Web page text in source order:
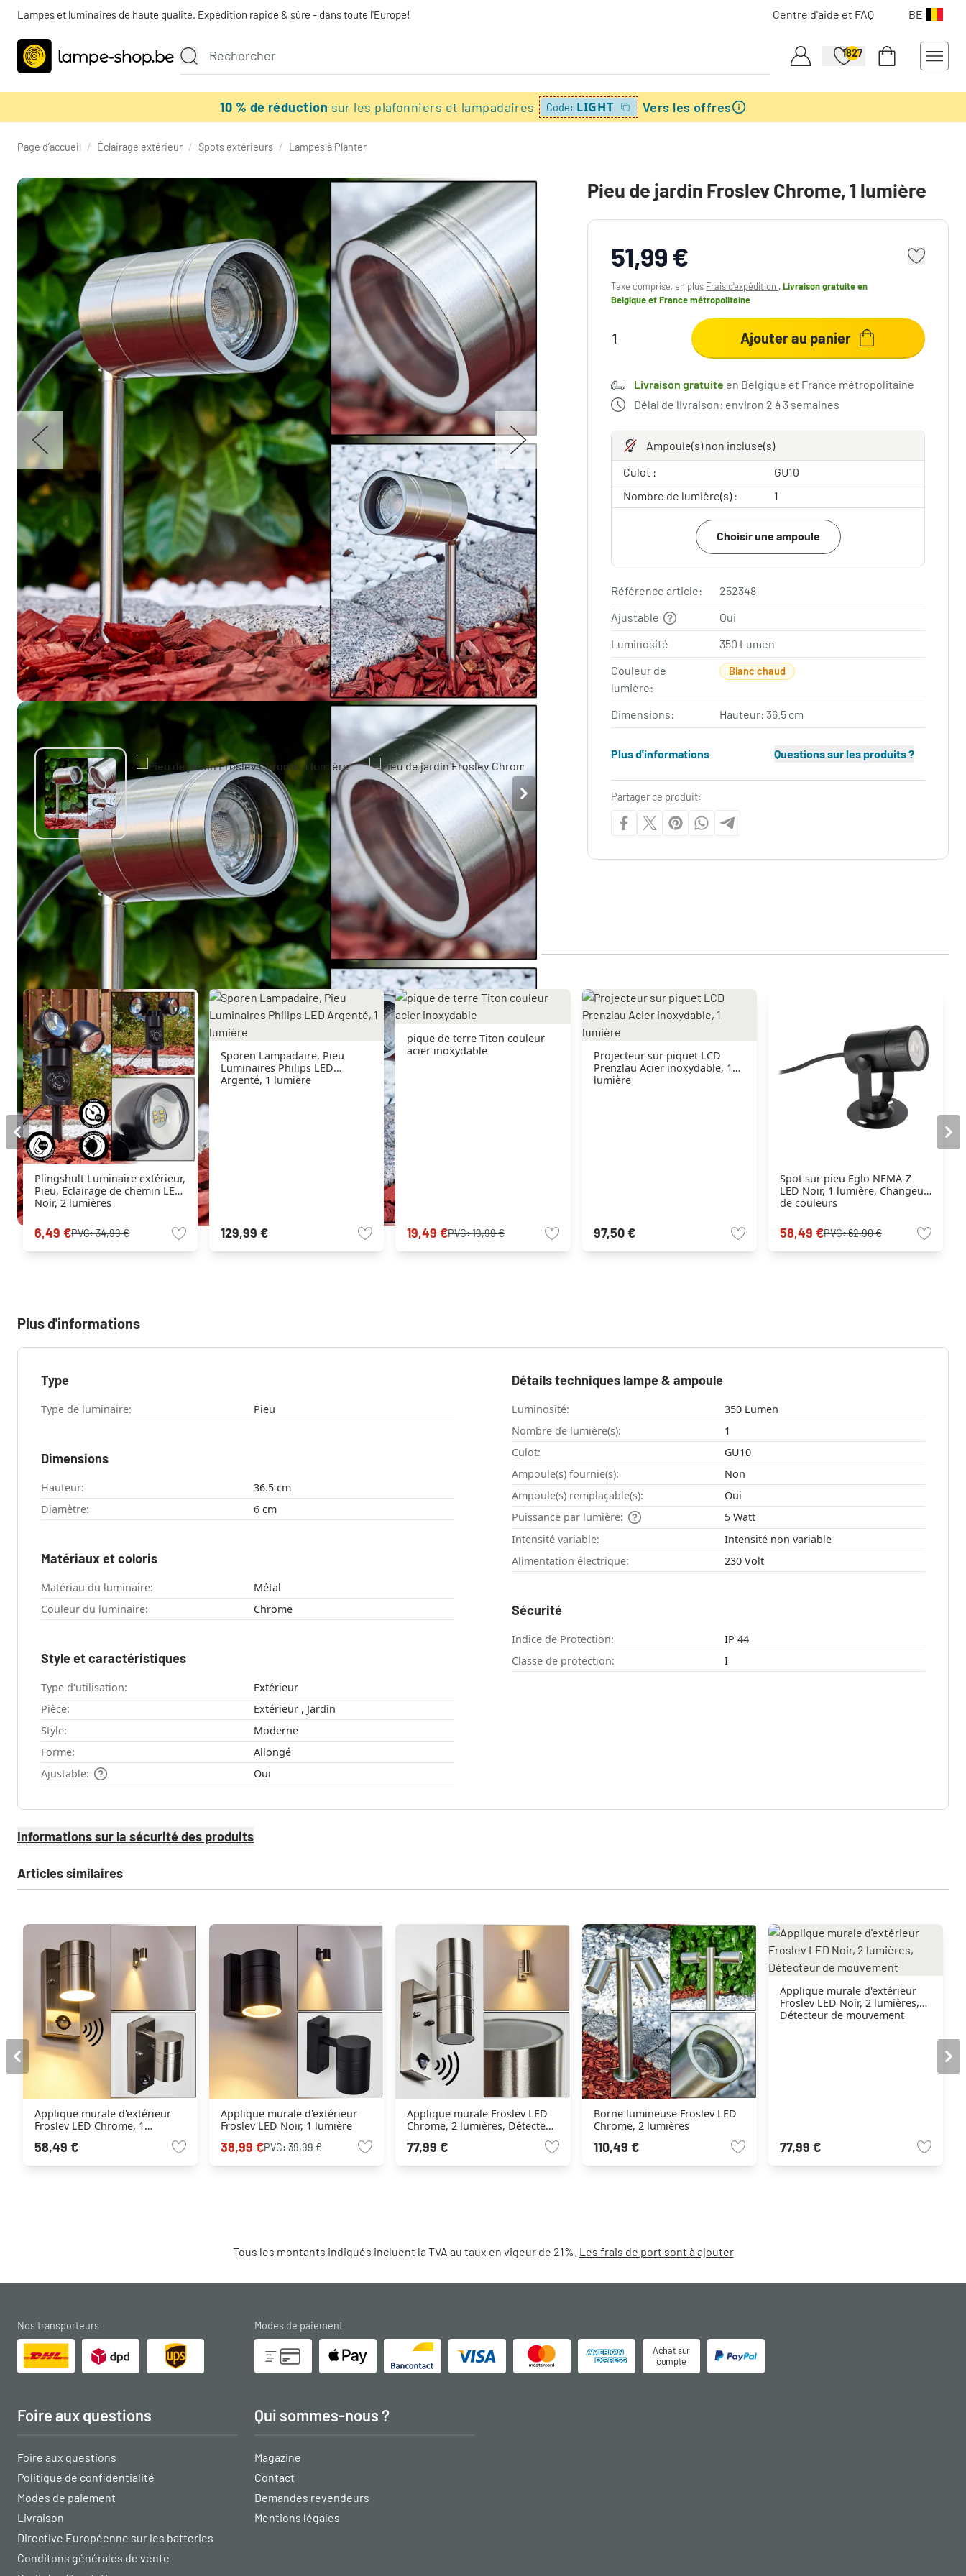
Lampes et luminaires de haute qualité. Expédition rapide & sûre - dans toute l'Europe! Centre d'aide et FAQ BE
1827
10 % de réduction sur les plafonniers et lampadaires Code: LIGHT Vers les offres
Page d’accueil / Éclairage extérieur / Spots extérieurs / Lampes à Planter
Pieu de jardin Froslev Chrome, 1 lumière
51,99 €
Taxe comprise, en plus Frais d'expédition ,Livraison gratuiteen
Belgique et France métropolitaine
Ajouter au panier
Livraison gratuite en Belgique et France métropolitaine
Délai de livraison: environ 2 à 3 semaines
Ampoule(s)non incluse(s)
Culot :
GU10
Nombre de lumière(s) :
1
Choisir une ampoule
Référence article:
252348
Ajustable
Oui
Luminosité
350 Lumen
Couleur de
lumière:
Blanc chaud
Dimensions: Hauteur: 36.5 cm
Plus d'informations Questions sur les produits ?
Partager ce produit:
Autres produits similaires
Plingshult Luminaire extérieur,
Pieu, Eclairage de chemin LED
Noir, 2 lumières
6,49 €PVC:34,99 €
Sporen Lampadaire, Pieu
Luminaires Philips LED
Argenté, 1 lumière
129,99 €
pique de terre Titon couleur
acier inoxydable
19,49 €PVC:19,99 €
Projecteur sur piquet LCD
Prenzlau Acier inoxydable, 1
lumière
97,50 €
Spot sur pieu Eglo NEMA-Z
LED Noir, 1 lumière, Changeur
de couleurs
58,49 €PVC:62,90 €
Plus d'informations
Type
Type de luminaire: Pieu
Dimensions
Hauteur:
36.5 cm
Diamètre:
6 cm
Matériaux et coloris
Matériau du luminaire:
Métal
Couleur du luminaire:
Chrome
Style et caractéristiques
Type d'utilisation:
Extérieur
Pièce:
Extérieur , Jardin
Style:
Moderne
Forme:
Allongé
Ajustable:
Oui
Détails techniques lampe & ampoule
Luminosité:
350 Lumen
Nombre de lumière(s):
1
Culot:
GU10
Ampoule(s) fournie(s):
Non
Ampoule(s) remplaçable(s):
Oui
Puissance par lumière:
5 Watt
Intensité variable:
Intensité non variable
Alimentation électrique:
230 Volt
Sécurité
Indice de Protection:
IP 44
Classe de protection:
I
Informations sur la sécurité des produits
Articles similaires
Applique murale d'extérieur
Froslev LED Chrome, 1
mouvement
58,49 €
Applique murale d'extérieur
Froslev LED Noir, 1 lumière
38,99 €PVC:39,99 €
Applique murale Froslev LED
Chrome, 2 lumières, Détecteur
77,99 €
Borne lumineuse Froslev LED
Chrome, 2 lumières
110,49 €
Applique murale d'extérieur
Froslev LED Noir, 2 lumières,
Détecteur de mouvement
77,99 €
Tous les montants indiqués incluent la TVA au taux en vigeur de 21%. Les frais de port sont à ajouter
Nos transporteurs Modes de paiement
Achat sur
compte
Foire aux questions
Foire aux questions
Politique de confidentialité
Modes de paiement
Livraison
Directive Européenne sur les batteries
Conditons générales de vente
Qui sommes-nous ?
Magazine
Contact
Demandes revendeurs
Mentions légales